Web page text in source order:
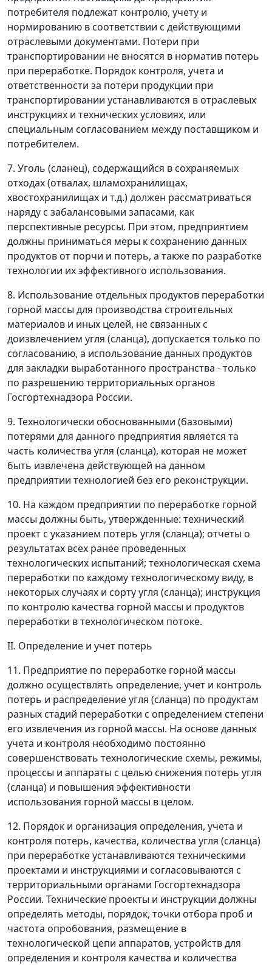
потребителя подлежат контролю, учету и
нормированию в соответствии с действующими
отраслевыми документами. Потери при
транспортировании не вносятся в норматив потерь
при переработке. Порядок контроля, учета и
ответственности за потери продукции при
транспортировании устанавливаются в отраслевых
инструкциях и технических условиях, или
специальным согласованием между поставщиком и
потребителем.
7. Уголь (сланец), содержащийся в сохраняемых
отходах (отвалах, шламохранилищах,
хвостохранилищах и т.д.) должен рассматриваться
наряду с забалансовыми запасами, как
перспективные ресурсы. При этом, предприятием
должны приниматься меры к сохранению данных
продуктов от порчи и потерь, а также по разработке
технологии их эффективного использования.
8. Использование отдельных продуктов переработки
горной массы для производства строительных
материалов и иных целей, не связанных с
доизвлечением угля (сланца), допускается только по
согласованию, а использование данных продуктов
для закладки выработанного пространства - только
по разрешению территориальных органов
Госгортехнадзора России.
9. Технологически обоснованными (базовыми)
потерями для данного предприятия является та
часть количества угля (сланца), которая не может
быть извлечена действующей на данном
предприятии технологией без его реконструкции.
10. На каждом предприятии по переработке горной
массы должны быть, утвержденные: технический
проект с указанием потерь угля (сланца); отчеты о
результатах всех ранее проведенных
технологических испытаний; технологическая схема
переработки по каждому технологическому виду, в
некоторых случаях и сорту угля (сланца); инструкция
по контролю качества горной массы и продуктов
переработки в технологическом потоке.
II. Определение и учет потерь
11. Предприятие по переработке горной массы
должно осуществлять определение, учет и контроль
потерь и распределение угля (сланца) по продуктам
разных стадий переработки с определением степени
его извлечения из горной массы. На основе данных
учета и контроля необходимо постоянно
совершенствовать технологические схемы, режимы,
процессы и аппараты с целью снижения потерь угля
(сланца) и повышения эффективности
использования горной массы в целом.
12. Порядок и организация определения, учета и
контроля потерь, качества, количества угля (сланца)
при переработке устанавливаются техническими
проектами и инструкциями и согласовываются с
территориальными органами Госгортехнадзора
России. Технические проекты и инструкции должны
определять методы, порядок, точки отбора проб и
частота опробования, размещение в
технологической цепи аппаратов, устройств для
определения и контроля качества и количества